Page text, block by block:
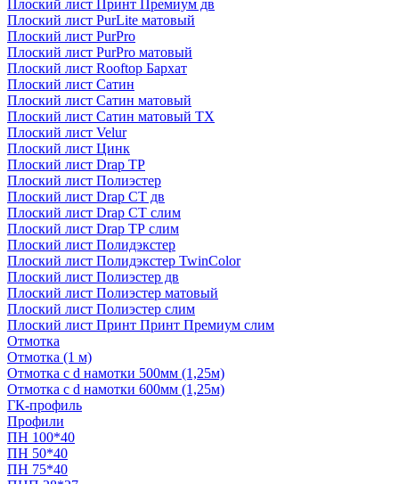
Плоский лист Принт Премиум дв
Плоский лист PurLite матовый
Плоский лист PurPro
Плоский лист PurPro матовый
Плоский лист Rooftop Бархат
Плоский лист Сатин
Плоский лист Сатин матовый
Плоский лист Сатин матовый TX
Плоский лист Velur
Плоский лист Цинк
Плоский лист Drap ТР
Плоский лист Полиэстер
Плоский лист Drap СТ дв
Плоский лист Drap СТ слим
Плоский лист Drap ТР слим
Плоский лист Полидэкстер
Плоский лист Полидэкстер TwinColor
Плоский лист Полиэстер дв
Плоский лист Полиэстер матовый
Плоский лист Полиэстер слим
Плоский лист Принт Принт Премиум слим
Отмотка
Отмотка (1 м)
Отмотка с d намотки 500мм (1,25м)
Отмотка с d намотки 600мм (1,25м)
ГК-профиль
Профили
ПН 100*40
ПН 50*40
ПН 75*40